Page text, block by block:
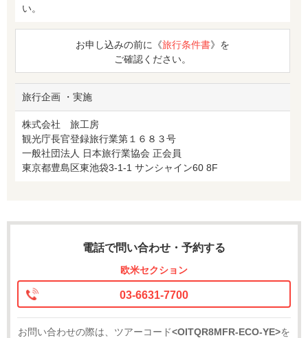
い。
お申し込みの前に《旅行条件書》を
ご確認ください。
旅行企画 ・実施
株式会社 旅工房
観光庁長官登録旅行業第１６８３号
一般社団法人 日本旅行業協会 正会員
東京都豊島区東池袋3-1-1 サンシャイン60 8F
電話で問い合わせ・予約する
欧米セクション
03-6631-7700
お問い合わせの際は、ツアーコード<OITQR8MFR-ECO-YE>を